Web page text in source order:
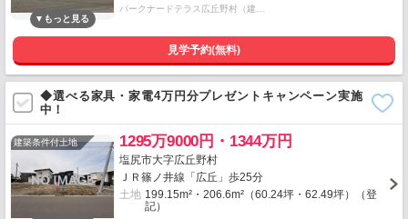
パークナードテラス広丘野村（建…
見学予約(無料)
◆選べる家具・家電4万円分プレゼントキャンペーン実施
中！
建築条件付土地 1295万9000円・1344万円
塩尻市大字広丘野村
ＪＲ篠ノ井線「広丘」歩25分
土地 199.15m²・206.6m²（60.24坪・62.49坪）（登
記）